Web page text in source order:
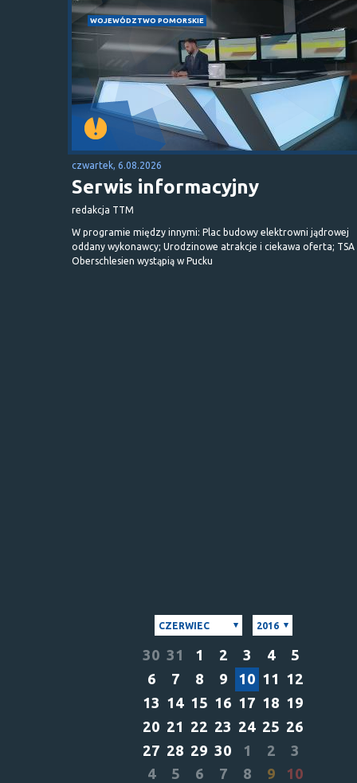
WOJEWÓDZTWO POMORSKIE
czwartek, 6.08.2026
Serwis informacyjny
redakcja TTM
W programie między innymi: Plac budowy elektrowni jądrowej
oddany wykonawcy; Urodzinowe atrakcje i ciekawa oferta; TSA
Oberschlesien wystąpią w Pucku
CZERWIEC 2016
30 31 1 2 3 4
5
6
7 8 9 10 11 12
13 14 15 16 17 18 19
20 21 22 23 24 25 26
27 28 29 30 1 2
3
4
5 6 7 8 9 10